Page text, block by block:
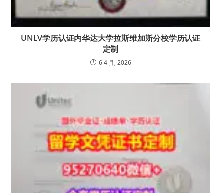
UNLV学历认证内华达大学拉斯维加斯分校学历认证
定制
6 4 月, 2026